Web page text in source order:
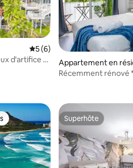
: 4,97 sur 5
Évaluation moyenne sur la
5 (6)
d'artifice et
Appartement en
Honolulu
Récemment rénové
plus appréciés Superhôte
Superhôte